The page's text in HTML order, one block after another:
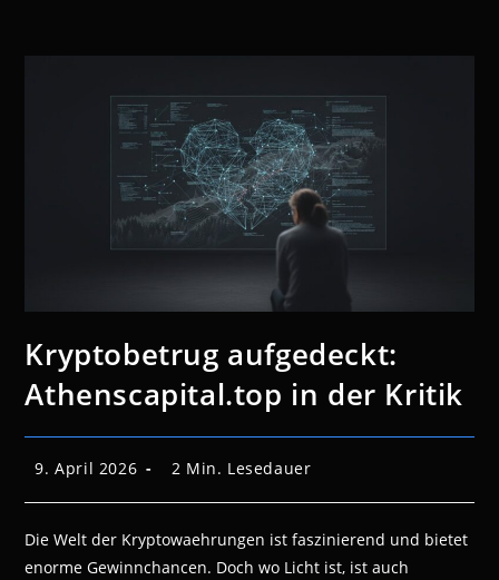
Kryptobetrug aufgedeckt:
Athenscapital.top in der Kritik
Beitrag
9. April 2026 Lesedauer:
2 Min. Lesedauer
Die Welt der Kryptowaehrungen ist faszinierend und bietet
enorme Gewinnchancen. Doch wo Licht ist, ist auch